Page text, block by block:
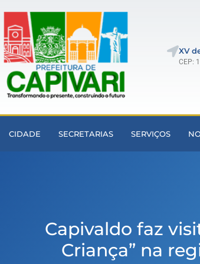
XV
CEP:
CIDADE SECRETARIAS SERVIÇOS
Capivaldo faz
Criança” na